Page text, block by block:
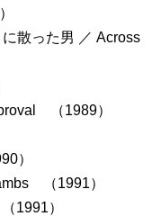
散った男 ／ Across
（1989）
）
（1991）
1991）